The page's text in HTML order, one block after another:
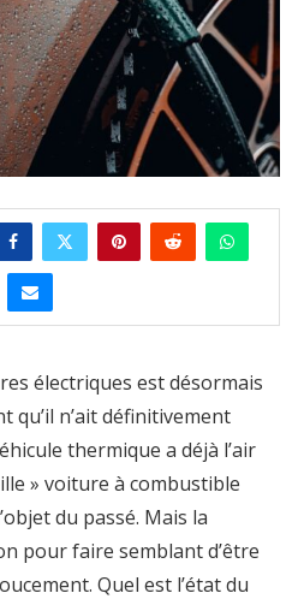
électriques est désormais
qu’il n’ait définitivement
thermique a déjà l’air
» voiture à combustible
du passé. Mais la
pour faire semblant d’être
Quel est l’état du